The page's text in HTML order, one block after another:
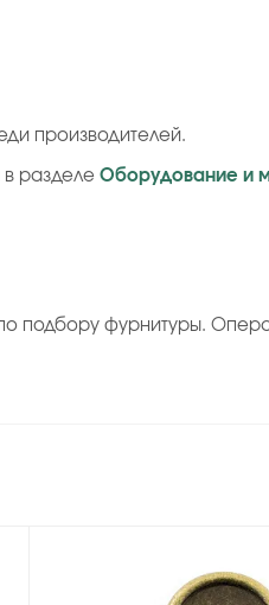
производителей.
разделе Оборудование и
подбору фурнитуры.